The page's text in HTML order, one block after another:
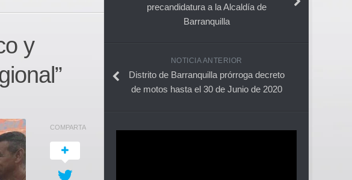
y
COMPARTA
precandidatura a la Alcaldía de
Barranquilla
NOTICIA ANTERIOR
Distrito de Barranquilla prórroga decreto
de motos hasta el 30 de Junio de 2020